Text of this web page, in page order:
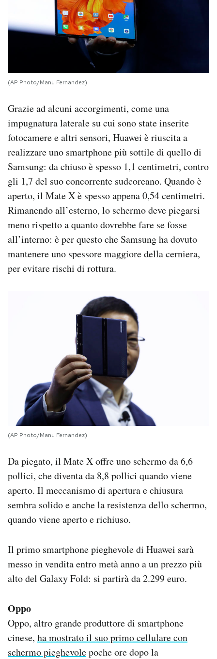
(AP Photo/Manu Fernandez)
Grazie ad alcuni accorgimenti, come una
impugnatura laterale su cui sono state inserite
fotocamere e altri sensori, Huawei è riuscita a
realizzare uno smartphone più sottile di quello di
Samsung: da chiuso è spesso 1,1 centimetri, contro
gli 1,7 del suo concorrente sudcoreano. Quando è
aperto, il Mate X è spesso appena 0,54 centimetri.
Rimanendo all’esterno, lo schermo deve piegarsi
meno rispetto a quanto dovrebbe fare se fosse
all’interno: è per questo che Samsung ha dovuto
mantenere uno spessore maggiore della cerniera,
per evitare rischi di rottura.
(AP Photo/Manu Fernandez)
Da piegato, il Mate X offre uno schermo da 6,6
pollici, che diventa da 8,8 pollici quando viene
aperto. Il meccanismo di apertura e chiusura
sembra solido e anche la resistenza dello schermo,
quando viene aperto e richiuso.
Il primo smartphone pieghevole di Huawei sarà
messo in vendita entro metà anno a un prezzo più
alto del Galaxy Fold: si partirà da 2.299 euro.
Oppo
Oppo, altro grande produttore di smartphone
cinese, ha mostrato il suo primo cellulare con
schermo pieghevolepoche ore dopo la